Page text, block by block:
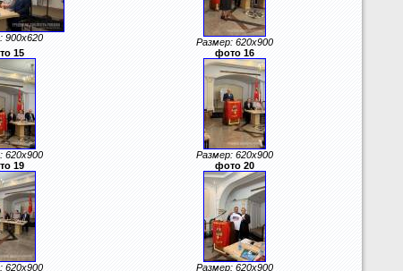
900x620
Размер: 620x900
15
620x900
фото 16
Размер: 620x900
19
620x900
фото 20
Размер: 620x900